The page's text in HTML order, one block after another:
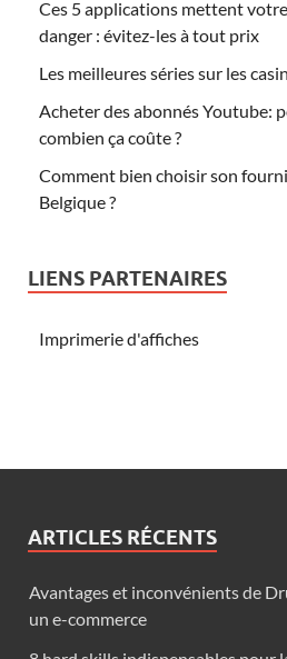
Ces 5 applications mettent
danger : évitez-les à tout prix
Les meilleures séries sur les
Acheter des abonnés Youtube:
combien ça coûte ?
Comment bien choisir son
Belgique ?
LIENS PARTENAIRES
Imprimerie d'affiches
ARTICLES RÉCENTS
Avantages et inconvénients de
un e-commerce